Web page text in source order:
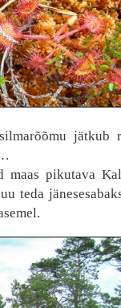
jätkub
pikutava
teda